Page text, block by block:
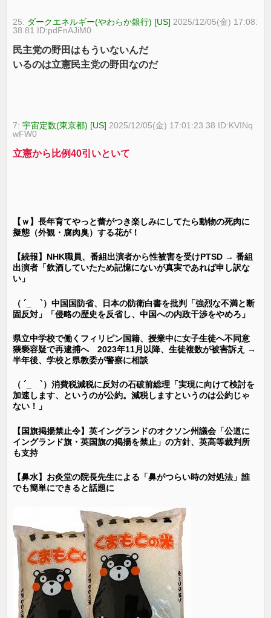
25: ダークエネルギー(やわらか銀行) [US] 2025/12/05(金) 17:08:
38.81 ID:pdFnAJiM0
民主党の野田はもういないんだ
いるのは立憲民主党の野田なのだ
7:宇宙定数(東京都) [US] 2025/12/05(金) 17:01:23.38 ID:KVINq
wFW0
立憲から比例40引いといて
【ｗ】長年育てやっと蕾がつき楽しみにしてたら動物の死肉に
擬態（外観・腐肉臭）する花が！
【続報】NHK職員、番組出演者から性被害を受けPTSD → 番組
出演者「飲酒していたため記憶にないが真実であれば申し訳な
い」
（ ´_ゝ`）中国国防省、日本の防衛白書を批判「強烈な不満と断
固反対」「侵略の歴史を反省し、中国への内政干渉をやめろ」
県立中学校で働くフィリピン国籍、授業中に女子生徒へ不同意
猥褻容疑で再逮捕へ 2023年11月以降、生徒複数が被害訴え →
半年後、学校と県教委が警察に相談
（ ´_ゝ`）消費税減税に反対の石破前総理「実現に向けて検討を
加速します、というのが公約。減税しますというのは公約じゃ
ない！」
【国旗掲揚禁止令】英イングランドのオクソン州議会「公道に
イングランド旗・英国旗の掲揚を禁止」の方針、英高等裁判所
も支持
【鼻水】お灸堂の院長先生による「鼻がつらい時の対処法」誰
でも簡単にできると話題に